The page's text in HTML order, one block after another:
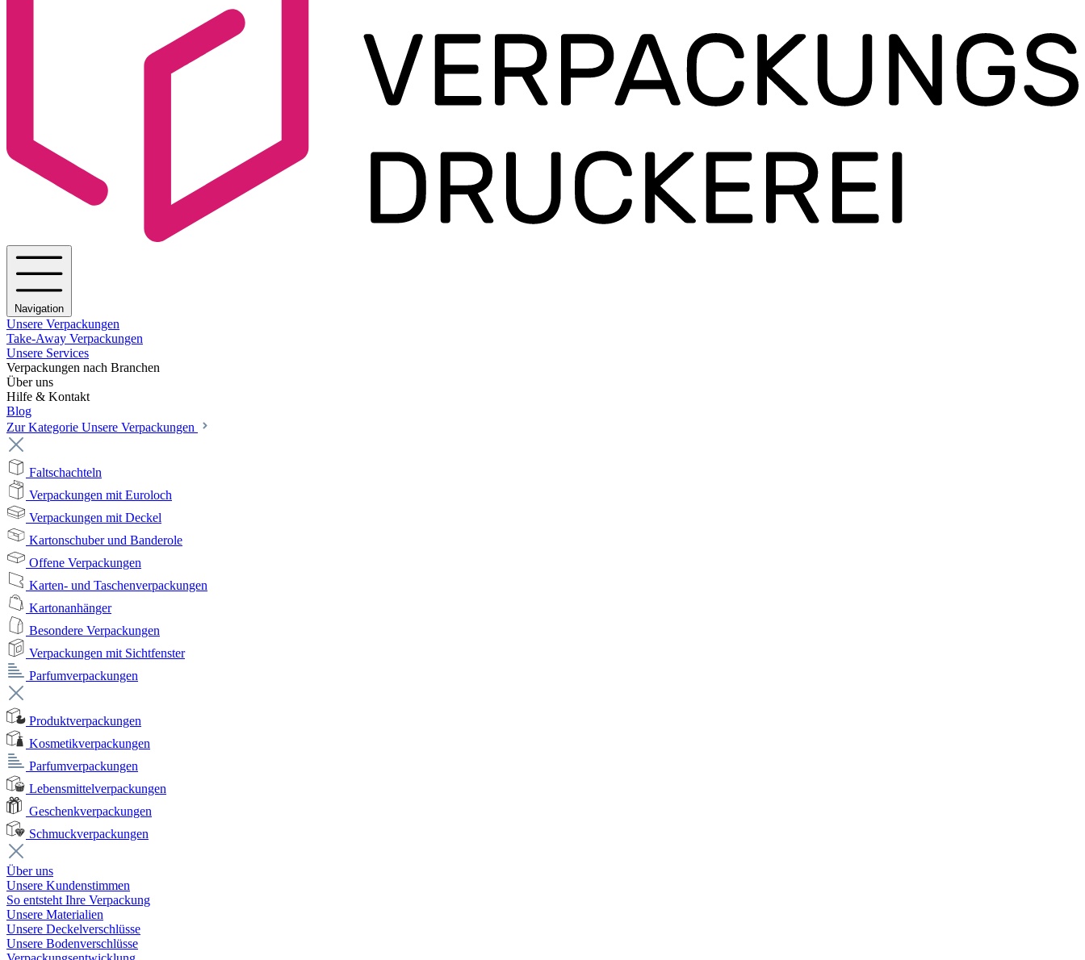
Navigation
Unsere Verpackungen
Take-Away Verpackungen
Unsere Services
Verpackungen nach Branchen
Über uns
Hilfe & Kontakt
Blog
Zur Kategorie Unsere Verpackungen
Faltschachteln
Verpackungen mit Euroloch
Verpackungen mit Deckel
Kartonschuber und Banderole
Offene Verpackungen
Karten- und Taschenverpackungen
Kartonanhänger
Besondere Verpackungen
Verpackungen mit Sichtfenster
Parfumverpackungen
Produktverpackungen
Kosmetikverpackungen
Parfumverpackungen
Lebensmittelverpackungen
Geschenkverpackungen
Schmuckverpackungen
Über uns
Unsere Kundenstimmen
So entsteht Ihre Verpackung
Unsere Materialien
Unsere Deckelverschlüsse
Unsere Bodenverschlüsse